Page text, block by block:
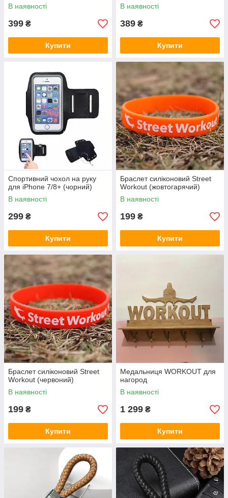
В наявності
399 ₴
Купити
чорний)
В наявності
389 ₴
Купити
Спортивний чохол на руку
для iPhone 7/8+ (чорний)
В наявності
299 ₴
Купити
Браслет силіконовий Street
Workout (жовтогарячий)
В наявності
199 ₴
Купити
Браслет силіконовий Street
Workout (червоний)
В наявності
199 ₴
Купити
Медальниця WORKOUT для
нагород
В наявності
1 299 ₴
Купити